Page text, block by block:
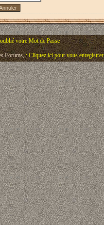
votre Mot de Passe
Forums,: Cliquez ici pour vous enregistrer